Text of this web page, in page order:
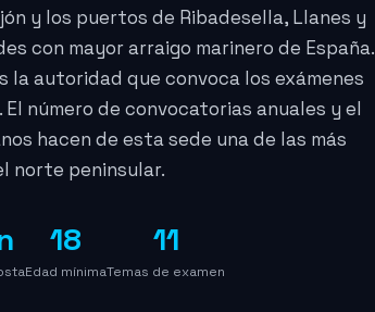
y los puertos de Ribadesella, Llanes y
con mayor arraigo marinero de España.
la autoridad que convoca los exámenes
El número de convocatorias anuales y el
hacen de esta sede una de las más
norte peninsular.
18
Edad mínima
11
Temas de examen